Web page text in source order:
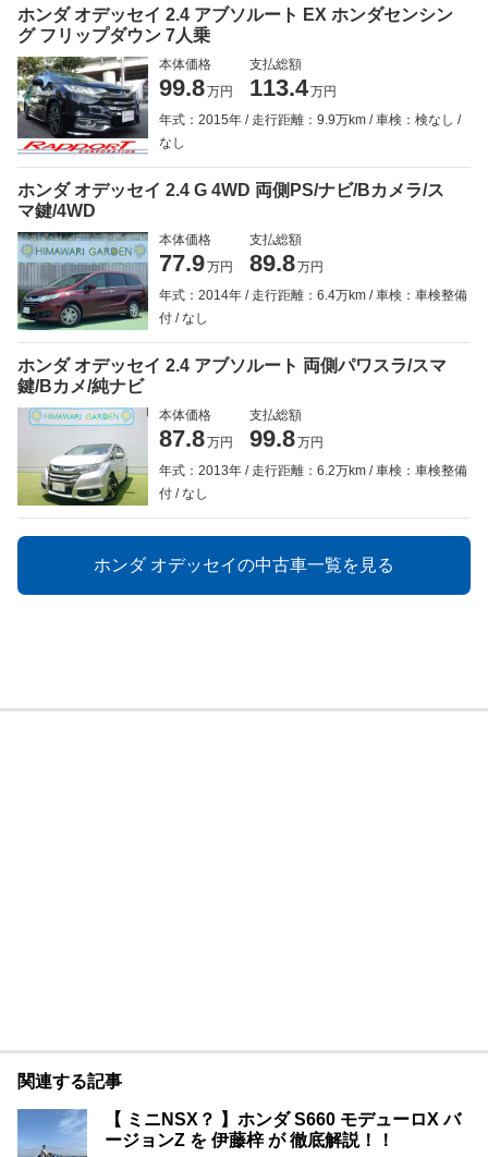
ホンダ オデッセイ 2.4 アブソルート EX ホンダセンシン
グ フリップダウン 7人乗
本体価格
99.8万円
支払総額
113.4万円
年式：2015年
走行距離：9.9万km
車検：検なし
なし
ホンダ オデッセイ 2.4 G 4WD 両側PS/ナビ/Bカメラ/ス
マ鍵/4WD
本体価格
77.9万円
支払総額
89.8万円
年式：2014年
走行距離：6.4万km
車検：車検整備
付
なし
ホンダ オデッセイ 2.4 アブソルート 両側パワスラ/スマ
鍵/Bカメ/純ナビ
本体価格
87.8万円
支払総額
99.8万円
年式：2013年
走行距離：6.2万km
車検：車検整備
付
なし
ホンダ オデッセイの中古車一覧を見る
関連する記事
【 ミニNSX？ 】ホンダ S660 モデューロX バ
ージョンZ を 伊藤梓 が 徹底解説！！